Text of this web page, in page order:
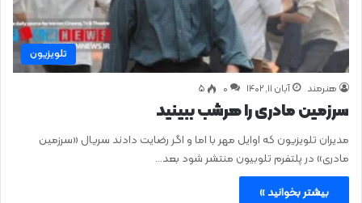
تلویزیون
هنرمند آبان ۱۱, ۱۴۰۲ 0 ۵
سرزمین مادری را هرشب ببینید
مدیران تلویزیون که اوایل مهر با اما و اگر رضایت دادند سریال «سرزمین
مادری» در پلتفرم تلوبیون منتشر شود بعد…
بیشتر بخوانید »